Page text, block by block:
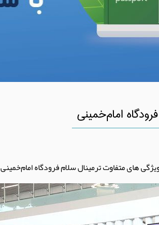
امام‌خمینی
های متفاوت ترمینال سلام فرودگاه امام‌خمینی